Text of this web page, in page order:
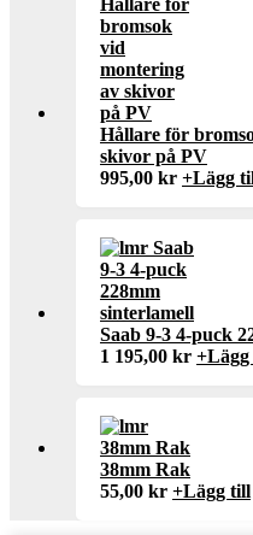
Hållare för
skivor på PV
995,00 kr +Lägg
Saab 9-3 4-puck
1 195,00 kr +
38mm Rak
55,00 kr +Lägg till